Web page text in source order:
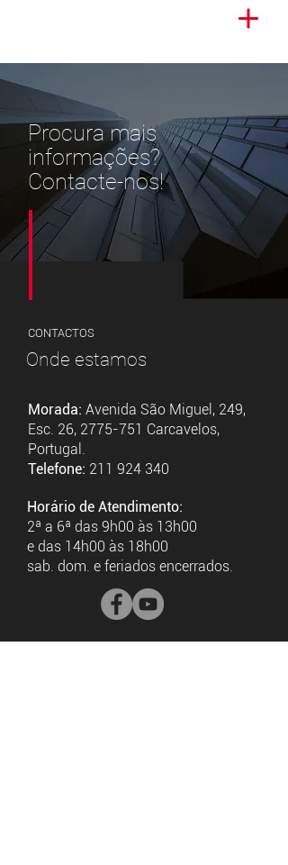
Procura mais
informações?
Contacte-nos!
CONTACTOS
Onde estamos
Morada: Avenida São Miguel, 249,
Esc. 26, 2775-751 Carcavelos,
Portugal.
Telefone: 211 924 340
Horário de Atendimento:
2ª a 6ª das 9h00 às 13h00
e das 14h00 às 18h00
sab. dom. e feriados encerrados.